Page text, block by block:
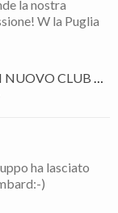
la nostra
W la Puglia
PIÙ IN CRESCITA
ha lasciato
)